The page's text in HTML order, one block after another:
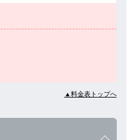
▲料金表トップへ